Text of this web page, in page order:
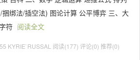
绑法/插空法) 图论计算 公平博弈 三、大
符 阅读全文
KYRIE`RUSSAL 阅读(177) 评论(0) 推荐(0)